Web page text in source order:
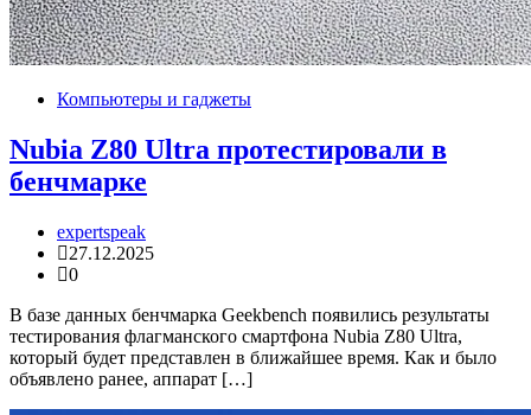
Компьютеры и гаджеты
Nubia Z80 Ultra протестировали в
бенчмарке
expertspeak
27.12.2025
0
В базе данных бенчмарка Geekbench появились результаты
тестирования флагманского смартфона Nubia Z80 Ultra,
который будет представлен в ближайшее время. Как и было
объявлено ранее, аппарат […]